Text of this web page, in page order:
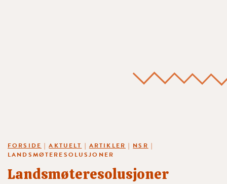
FORSIDE |AKTUELT | ARTIKLER | NSR |
LANDSMØTERESOLUSJONER
Landsmøteresolusjoner